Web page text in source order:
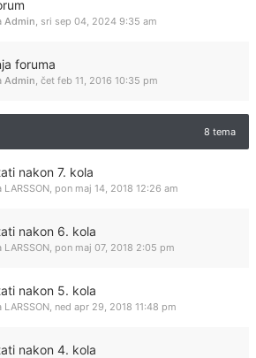
Admin, sri sep 04, 2024 9:35 am
foruma
Admin, čet feb 11, 2016 10:35 pm
8 tema
nakon 7. kola
LARSSON, pon maj 14, 2018 12:26 am
nakon 6. kola
LARSSON, pon maj 07, 2018 2:05 pm
nakon 5. kola
LARSSON, ned apr 29, 2018 11:48 pm
nakon 4. kola